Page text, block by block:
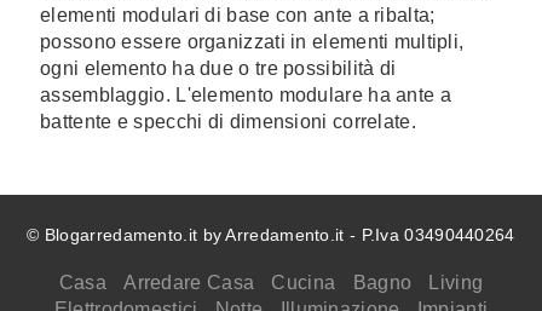
elementi modulari di base con ante a ribalta;
possono essere organizzati in elementi multipli,
ogni elemento ha due o tre possibilità di
assemblaggio. L'elemento modulare ha ante a
battente e specchi di dimensioni correlate.
© Blogarredamento.it by Arredamento.it - P.Iva 03490440264
Casa Arredare Casa Cucina Bagno
Living